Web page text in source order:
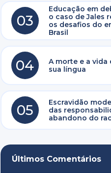
03
Educação em
o caso de Jales
os desafios do
Brasil
04
A morte e a vida
sua língua
05
Escravidão
das
abandono do
Últimos Comentários